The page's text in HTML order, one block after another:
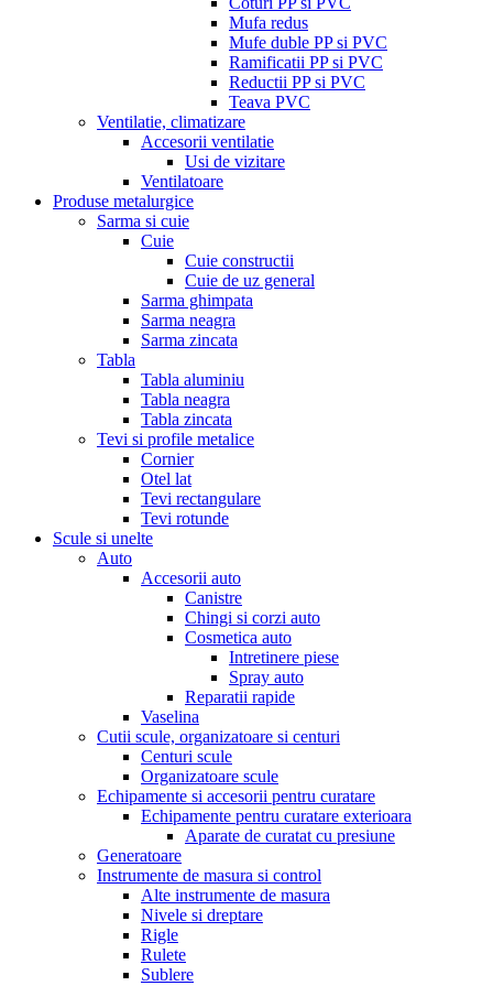
Mufa redus
Mufe duble PP si PVC
Ramificatii PP si PVC
Reductii PP si PVC
Teava PVC
Ventilatie, climatizare
Accesorii ventilatie
Usi de vizitare
Ventilatoare
Produse metalurgice
Sarma si cuie
Cuie
Cuie constructii
Cuie de uz general
Sarma ghimpata
Sarma neagra
Sarma zincata
Tabla
Tabla aluminiu
Tabla neagra
Tabla zincata
Tevi si profile metalice
Cornier
Otel lat
Tevi rectangulare
Tevi rotunde
Scule si unelte
Auto
Accesorii auto
Canistre
Chingi si corzi auto
Cosmetica auto
Intretinere piese
Spray auto
Reparatii rapide
Vaselina
Cutii scule, organizatoare si centuri
Centuri scule
Organizatoare scule
Echipamente si accesorii pentru curatare
Echipamente pentru curatare exterioara
Aparate de curatat cu presiune
Generatoare
Instrumente de masura si control
Alte instrumente de masura
Nivele si dreptare
Rigle
Rulete
Sublere